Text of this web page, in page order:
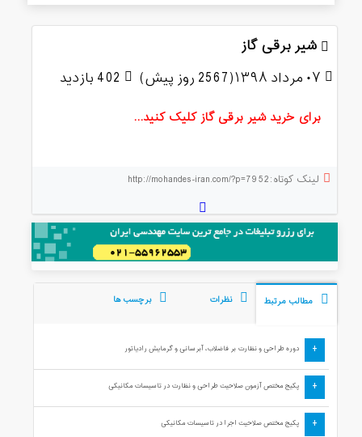
شیر برقی گاز
۰۷ مرداد ۱۳۹۸(2567 روز پیش)
402 بازدید
برای خرید شیر برقی گاز کلیک کنید…
لینک کوتاه:http://mohandes-iran.com/?p=7952
مطالب مرتبط نظرات برچسب ها
+ دوره طراحی و نظارت بر فاضلاب، آبرسانی و گرمایش رادیاتور
+ پکیج مختص آزمون صلاحیت طراحی و نظارت در تاسیسات مکانیکی
+ پکیج مختص صلاحیت اجرا در تاسیسات مکانیکی